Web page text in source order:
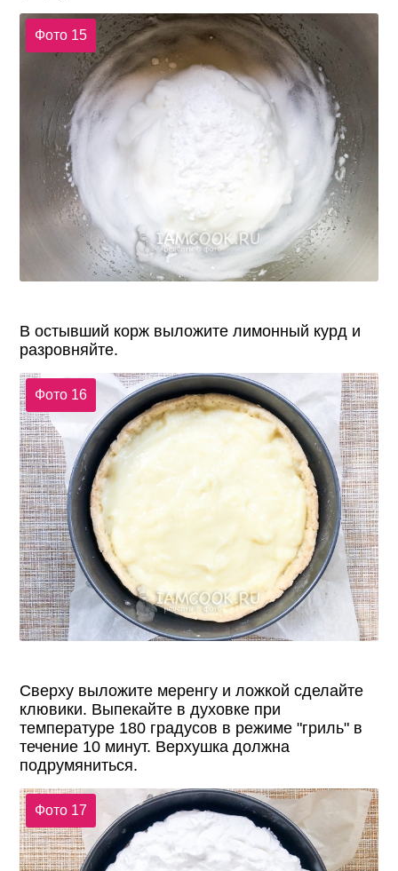
Фото 15
В остывший корж выложите лимонный курд и
разровняйте.
Фото 16
Сверху выложите меренгу и ложкой сделайте
клювики. Выпекайте в духовке при
температуре 180 градусов в режиме "гриль" в
течение 10 минут. Верхушка должна
подрумяниться.
Фото 17